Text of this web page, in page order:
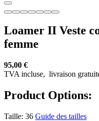
Loamer II Veste
femme
95,00 €
TVA incluse, livraison
Product Options:
Taille: 36 Guide des tailles